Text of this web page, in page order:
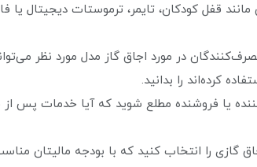
قفل کودکان، تایمر، ترموستات دیجیتال
در مورد اجاق گاز مدل مورد نظر
کرده‌اند را بدانید.
یا فروشنده مطلع شوید که آیا خدمات پس
گازی را انتخاب کنید که با بودجه مالیتان